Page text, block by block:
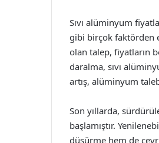
Sıvı alüminyum
gibi birçok faktörden
olan talep, fiyatların
daralma, sıvı
artış, alüminyum
Son yıllarda,
başlamıştır.
düşürme hem de